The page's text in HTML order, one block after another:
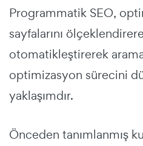
Programmatik SEO,
sayfalarını
otomatikleştirerek
optimizasyon sürecini
yaklaşımdır.
Önceden tanımlanmış